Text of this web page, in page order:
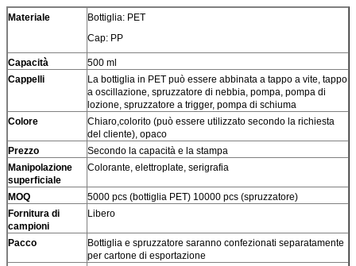
Materiale
Bottiglia: PET
Cap: PP
Capacità
500 ml
Cappelli
La bottiglia in PET può essere abbinata a tappo a vite, tappo
a oscillazione, spruzzatore di nebbia, pompa, pompa di
lozione, spruzzatore a trigger, pompa di schiuma
Colore
Chiaro,colorito (può essere utilizzato secondo la richiesta
del cliente), opaco
Prezzo
Secondo la capacità e la stampa
Manipolazione
superficiale
Colorante, elettroplate, serigrafia
MOQ
5000 pcs (bottiglia PET) 10000 pcs (spruzzatore)
Fornitura di
campioni
Libero
Pacco
Bottiglia e spruzzatore saranno confezionati separatamente
per cartone di esportazione